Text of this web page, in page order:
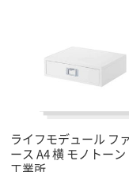
ライフモデュール フ
ース A4 横 モノトー
工業所